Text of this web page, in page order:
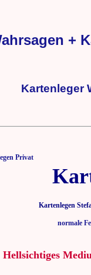
+
Kartenleger
Privat
Kartenlegen
normale
Hellsichtiges